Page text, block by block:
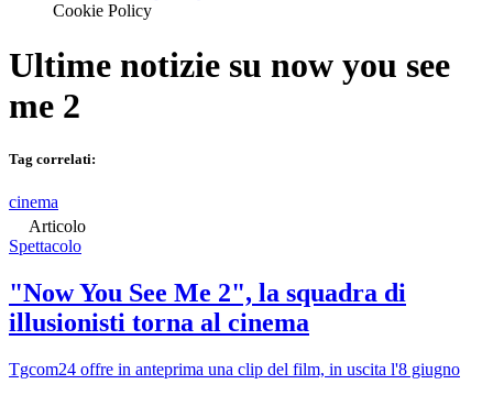
Cookie Policy
Ultime notizie su now you see
me 2
Tag correlati:
cinema
Articolo
Spettacolo
"Now You See Me 2", la squadra di
illusionisti torna al cinema
Tgcom24 offre in anteprima una clip del film, in uscita l'8 giugno